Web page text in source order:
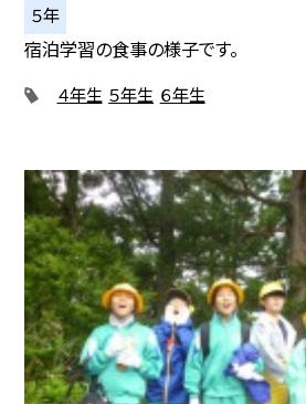
５年
宿泊学習の食事の様子です。
４年生 ５年生 ６年生